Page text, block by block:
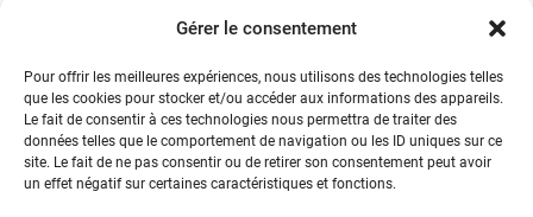
Gérer le consentement
Pour offrir les meilleures expériences, nous utilisons des technologies telles
que les cookies pour stocker et/ou accéder aux informations des appareils.
Le fait de consentir à ces technologies nous permettra de traiter des
données telles que le comportement de navigation ou les ID uniques sur ce
site. Le fait de ne pas consentir ou de retirer son consentement peut avoir
un effet négatif sur certaines caractéristiques et fonctions.
Vaisselle réutilisable éco-responsable
Contactez-nous